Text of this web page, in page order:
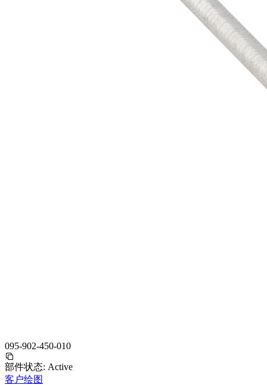
095-902-450-010
部件状态: Active
客户绘图